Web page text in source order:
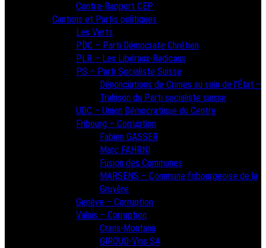
Contre-Rapport CEP
Cantons et Partis politiques
Les Verts
PDC – Parti Démocrate Chrétien
PLR – Les Libéraux-Radicaux
PS – Parti Socialiste Suisse
Dénonciations de Crimes au sein de l’État –
Trahison du Parti socialiste suisse
UDC – Union Démocratique du Centre
Fribourg – Corruption
Fabien GASSER
Marc FAHRNI
Fusion des Communes
MARSENS – Commune fribourgeoise de la
Gruyère
Genève – Corruption
Valais – Corruption
Crans-Montana
GIROUD-Vins SA